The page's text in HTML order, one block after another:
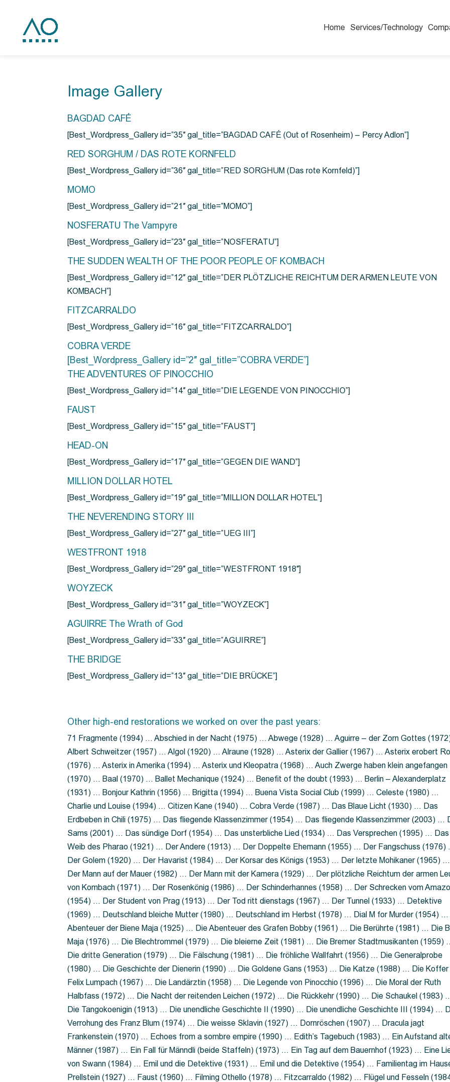
Home Services/Technology
Image Gallery
BAGDAD CAFÉ
[Best_Wordpress_Gallery id=”35″ gal_title=”BAGDAD CAFÉ (Out of Rosenheim) – Percy Adlon”]
RED SORGHUM / DAS ROTE KORNFELD
[Best_Wordpress_Gallery id=”36″ gal_title=”RED SORGHUM (Das rote Kornfeld)”]
MOMO
[Best_Wordpress_Gallery id=”21″ gal_title=”MOMO”]
NOSFERATU The Vampyre
[Best_Wordpress_Gallery id=”23″ gal_title=”NOSFERATU”]
THE SUDDEN WEALTH OF THE POOR PEOPLE OF KOMBACH
[Best_Wordpress_Gallery id=”12″ gal_title=”DER PLÖTZLICHE REICHTUM DER ARMEN LEUTE VON
KOMBACH”]
FITZCARRALDO
[Best_Wordpress_Gallery id=”16″ gal_title=”FITZCARRALDO”]
COBRA VERDE
[Best_Wordpress_Gallery id=”2″ gal_title=”COBRA VERDE”]
THE ADVENTURES OF PINOCCHIO
[Best_Wordpress_Gallery id=”14″ gal_title=”DIE LEGENDE VON PINOCCHIO”]
FAUST
[Best_Wordpress_Gallery id=”15″ gal_title=”FAUST”]
HEAD-ON
[Best_Wordpress_Gallery id=”17″ gal_title=”GEGEN DIE WAND”]
MILLION DOLLAR HOTEL
[Best_Wordpress_Gallery id=”19″ gal_title=”MILLION DOLLAR HOTEL”]
THE NEVERENDING STORY III
[Best_Wordpress_Gallery id=”27″ gal_title=”UEG III”]
WESTFRONT 1918
[Best_Wordpress_Gallery id=”29″ gal_title=”WESTFRONT 1918″]
WOYZECK
[Best_Wordpress_Gallery id=”31″ gal_title=”WOYZECK”]
AGUIRRE The Wrath of God
[Best_Wordpress_Gallery id=”33″ gal_title=”AGUIRRE”]
THE BRIDGE
[Best_Wordpress_Gallery id=”13″ gal_title=”DIE BRÜCKE”]
Other high-end restorations we worked on over the past years:
71 Fragmente (1994) … Abschied in der Nacht (1975) … Abwege (1928) … Aguirre – der Zorn Gottes
Albert Schweitzer (1957) … Algol (1920) … Alraune (1928) … Asterix der Gallier (1967) … Asterix erobert
(1976) … Asterix in Amerika (1994) … Asterix und Kleopatra (1968) … Auch Zwerge haben klein angefangen
(1970) … Baal (1970) … Ballet Mechanique (1924) … Benefit of the doubt (1993) … Berlin – Alexanderplatz
(1931) … Bonjour Kathrin (1956) … Brigitta (1994) … Buena Vista Social Club (1999) … Celeste (1980) …
Charlie und Louise (1994) … Citizen Kane (1940) … Cobra Verde (1987) … Das Blaue Licht (1930) … Das
Erdbeben in Chili (1975) … Das fliegende Klassenzimmer (1954) … Das fliegende Klassenzimmer (2003) …
Sams (2001) … Das sündige Dorf (1954) … Das unsterbliche Lied (1934) … Das Versprechen (1995) … Das
Weib des Pharao (1921) … Der Andere (1913) … Der Doppelte Ehemann (1955) … Der Fangschuss (1976)
Der Golem (1920) … Der Havarist (1984) … Der Korsar des Königs (1953) … Der letzte Mohikaner (1965) …
Der Mann auf der Mauer (1982) … Der Mann mit der Kamera (1929) … Der plötzliche Reichtum der armen
von Kombach (1971) … Der Rosenkönig (1986) … Der Schinderhannes (1958) … Der Schrecken vom
(1954) … Der Student von Prag (1913) … Der Tod ritt dienstags (1967) … Der Tunnel (1933) … Detektive
(1969) … Deutschland bleiche Mutter (1980) … Deutschland im Herbst (1978) … Dial M for Murder (1954) …
Abenteuer der Biene Maja (1925) … Die Abenteuer des Grafen Bobby (1961) … Die Berührte (1981) … Die
Maja (1976) … Die Blechtrommel (1979) … Die bleierne Zeit (1981) … Die Bremer Stadtmusikanten (1959)
Die dritte Generation (1979) … Die Fälschung (1981) … Die fröhliche Wallfahrt (1956) … Die Generalprobe
(1980) … Die Geschichte der Dienerin (1990) … Die Goldene Gans (1953) … Die Katze (1988) … Die Koffer
Felix Lumpach (1967) … Die Landärztin (1958) … Die Legende von Pinocchio (1996) … Die Moral der Ruth
Halbfass (1972) … Die Nacht der reitenden Leichen (1972) … Die Rückkehr (1990) … Die Schaukel (1983)
Die Tangokoenigin (1913) … Die unendliche Geschichte II (1990) … Die unendliche Geschichte III (1994) …
Verrohung des Franz Blum (1974) … Die weisse Sklavin (1927) … Dornröschen (1907) … Dracula jagt
Frankenstein (1970) … Echoes from a sombre empire (1990) … Edith’s Tagebuch (1983) … Ein Aufstand
Männer (1987) … Ein Fall für Männdli (beide Staffeln) (1973) … Ein Tag auf dem Bauernhof (1923) … Eine
von Swann (1984) … Emil und die Detektive (1931) … Emil und die Detektive (1954) … Familientag im
Prellstein (1927) … Faust (1960) … Filming Othello (1978) … Fitzcarraldo (1982) … Flügel und Fesseln